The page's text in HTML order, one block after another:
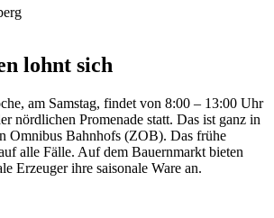
lohnt sich
am Samstag, findet von 8:00 – 13:00 Uhr
nördlichen Promenade statt. Das ist ganz in
Omnibus Bahnhofs (ZOB). Das frühe
alle Fälle. Auf dem Bauernmarkt bieten
Erzeuger ihre saisonale Ware an.